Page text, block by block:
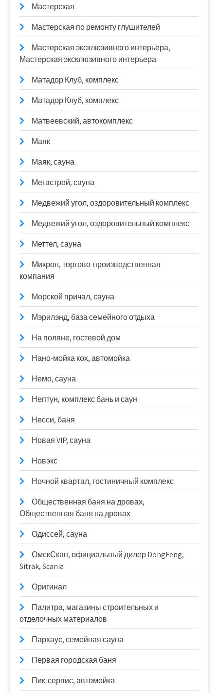
Мастерская
Мастерская по ремонту глушителей
Мастерская эксклюзивного интерьера,
Мастерская эксклюзивного интерьера
Матадор Клуб, комплекс
Матадор Клуб, комплекс
Матвеевский, автокомплекс
Маяк
Маяк, сауна
Мегастрой, сауна
Медвежий угол, оздоровительный комплекс
Медвежий угол, оздоровительный комплекс
Меттел, сауна
Микрон, торгово-производственная
компания
Морской причал, сауна
Мэрилэнд, база семейного отдыха
На поляне, гостевой дом
Нано-мойка кох, автомойка
Немо, сауна
Нептун, комплекс бань и саун
Несси, баня
Новая VIP, сауна
Новэкс
Ночной квартал, гостиничный комплекс
Общественная баня на дровах,
Общественная баня на дровах
Одиссей, сауна
ОмскСкан, официальный дилер DongFeng,
Sitrak, Scania
Оригинал
Палитра, магазины строительных и
отделочных материалов
Пархаус, семейная сауна
Первая городская баня
Пик-сервис, автомойка